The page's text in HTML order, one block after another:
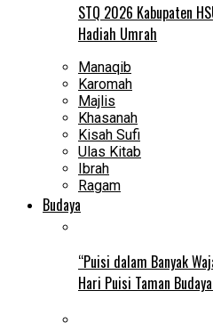
STQ 2026 Kabupaten
Hadiah Umrah
Manaqib
Karomah
Majlis
Khasanah
Kisah Sufi
Ulas Kitab
Ibrah
Ragam
Budaya
“Puisi dalam Banyak
Hari Puisi Taman